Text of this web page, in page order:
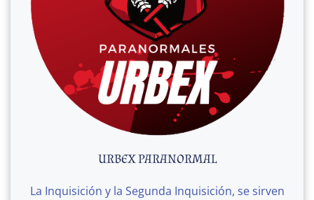
URBEX PARANORMAL
La Inquisición y la Segunda Inquisición, se sirven